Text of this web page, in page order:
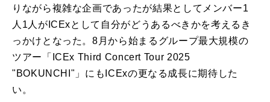
りながら複雑な企画であったが結果としてメンバー1
人1人がICExとして自分がどうあるべきかを考えるき
っかけとなった。8月から始まるグループ最大規模の
ツアー「ICEx Third Concert Tour 2025
"BOKUNCHI"」にもICExの更なる成長に期待した
い。